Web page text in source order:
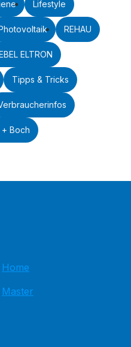
Lifestyle
REHAU
ELTRON
Tipps & Tricks
Boch
Home
Master